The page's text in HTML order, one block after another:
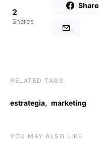
2
Shares
Share
RELATED TAGS
estrategia, marketing
YOU MAY ALSO LIKE